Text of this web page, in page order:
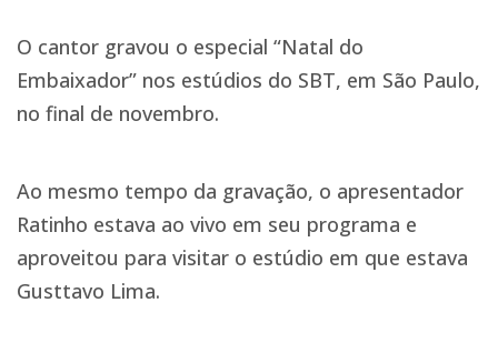
O cantor gravou o especial “Natal do
Embaixador” nos estúdios do SBT, em São Paulo,
no final de novembro.
Ao mesmo tempo da gravação, o apresentador
Ratinho estava ao vivo em seu programa e
aproveitou para visitar o estúdio em que estava
Gusttavo Lima.